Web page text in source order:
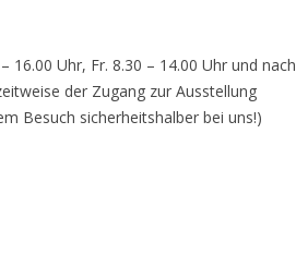
16.00 Uhr, Fr. 8.30 – 14.00 Uhr und nach
der Zugang zur Ausstellung
Besuch sicherheitshalber bei uns!)